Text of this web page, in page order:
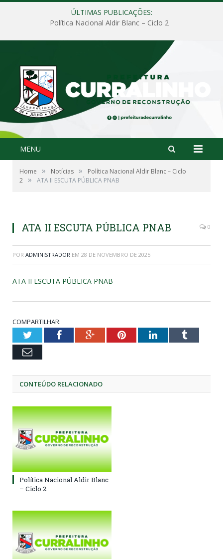
ÚLTIMAS PUBLICAÇÕES:
Política Nacional Aldir Blanc – Ciclo 2
MENU
Home » Notícias »
Política Nacional Aldir Blanc – Ciclo
2 » ATA II ESCUTA PÚBLICA PNAB
ATA II ESCUTA PÚBLICA PNAB 0
POR ADMINISTRADOR EM 28 DE NOVEMBRO DE 2025
ATA II ESCUTA PÚBLICA PNAB
COMPARTILHAR:
TwitterFacebookGoogle+PinterestLinkedInTumblr
Email
CONTEÚDO RELACIONADO
Política Nacional Aldir Blanc
– Ciclo 2